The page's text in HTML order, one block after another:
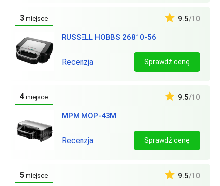
3 miejsce
RUSSELL HOBBS 26810-56
9.5/10
Recenzja Sprawdź cenę
4 miejsce
MPM MOP-43M
9.5/10
Recenzja Sprawdź cenę
5 miejsce 9.5/10